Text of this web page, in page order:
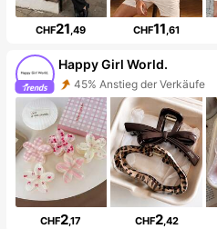
CHF21,49 CHF11,61
Happy Girl World.
45% Anstieg der Verkäufe
CHF2,17 CHF2,42